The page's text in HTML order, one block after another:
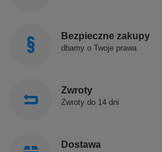
Bezpieczne zakupy
dbamy o Twoje prawa
Zwroty
Zwroty do 14 dni
Dostawa